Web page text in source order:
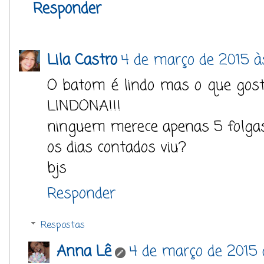
Responder
Lila Castro4 de março de 2015
O batom é lindo mas o que
LINDONA!!!
ninguem merece apenas 5
os dias contados viu?
bjs
Responder
Respostas
Anna Lê
4 de março de 2015